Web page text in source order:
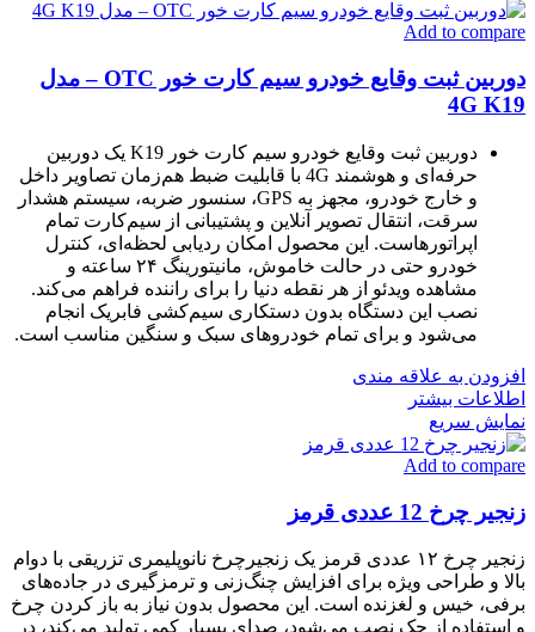
Add to compare
دوربین ثبت وقایع خودرو سیم کارت خور OTC – مدل
4G K19
دوربین ثبت وقایع خودرو سیم کارت خور K19 یک دوربین
حرفه‌ای و هوشمند 4G با قابلیت ضبط هم‌زمان تصاویر داخل
و خارج خودرو، مجهز به GPS، سنسور ضربه، سیستم هشدار
سرقت، انتقال تصویر آنلاین و پشتیبانی از سیم‌کارت تمام
اپراتورهاست. این محصول امکان ردیابی لحظه‌ای، کنترل
خودرو حتی در حالت خاموش، مانیتورینگ ۲۴ ساعته و
مشاهده ویدئو از هر نقطه دنیا را برای راننده فراهم می‌کند.
نصب این دستگاه بدون دستکاری سیم‌کشی فابریک انجام
می‌شود و برای تمام خودروهای سبک و سنگین مناسب است.
افزودن به علاقه مندی
اطلاعات بیشتر
نمایش سریع
Add to compare
زنجیر چرخ 12 عددی قرمز
زنجیر چرخ ۱۲ عددی قرمز یک زنجیرچرخ نانوپلیمری تزریقی با دوام
بالا و طراحی ویژه برای افزایش چنگ‌زنی و ترمزگیری در جاده‌های
برفی، خیس و لغزنده است. این محصول بدون نیاز به باز کردن چرخ
و استفاده از جک نصب می‌شود، صدای بسیار کمی تولید می‌کند، در